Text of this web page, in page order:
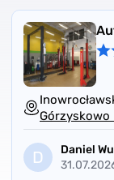
D
Daniel Wu